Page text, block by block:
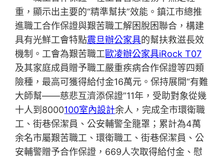
重，顯示出主要的“精準幫扶”效能。鎮江市總推
進職工合作保證與艱苦職工解困脫困聯合，構建
具有光鮮工會特點震旦辦公家具的幫扶救滋長效
機制。工會為艱苦職工歐凌辦公家具iRock T07
及其家庭成員贈予職工嚴重疾病合作保證等四類
險種，最高可獲得給付金16萬元。保持展開“有難
大師幫——慈悲互濟添保證”11年，受助對象從幾
十人到8000100室內設計余人，完成全市環衛職
工、街巷保潔員、公安輔警全籠罩；累計為4萬
余名市屬艱苦職工、環衛職工、街巷保潔員、公
安輔警贈予合作保證，669人次取得給付金、慰